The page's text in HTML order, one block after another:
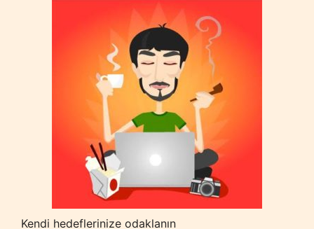
Kendi hedeflerinize odaklanın